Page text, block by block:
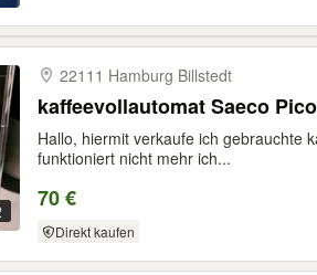
22111 Hamburg Billstedt
kaffeevollautomat Saeco
Hallo, hiermit verkaufe ich gebrauchte
funktioniert nicht mehr ich...
70 €
Direkt kaufen